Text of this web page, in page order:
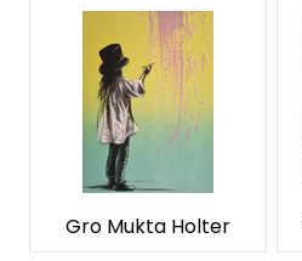
Gro Mukta Holter